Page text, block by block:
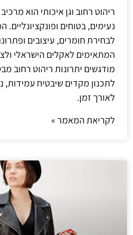
ריהוט רחוב וגן איכותי הוא
נעימים, בטוחים
לבחירת חומרים, עיצובים
המתאימים לאקלים הישראלי
מודגשים יתרונות ריהוט רחוב
לתכנון מקדים שיבטיח עמידות,
לאורך זמן.
לקריאת המאמר »